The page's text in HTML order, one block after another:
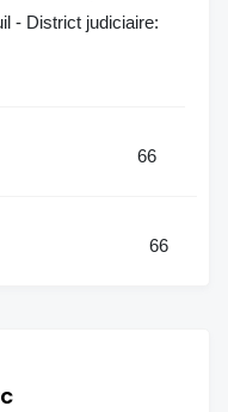
- District judiciaire:
66
66